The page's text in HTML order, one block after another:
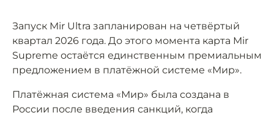
Запуск Mir Ultra запланирован на четвёртый
квартал 2026 года. До этого момента карта Mir
Supreme остаётся единственным премиальным
предложением в платёжной системе «Мир».
Платёжная система «Мир» была создана в
России после введения санкций, когда